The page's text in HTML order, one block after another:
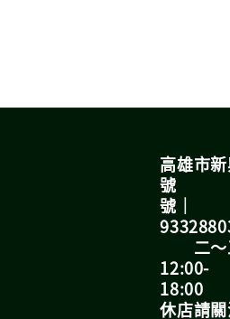
高雄市
號｜
二～
12:00-
休店請